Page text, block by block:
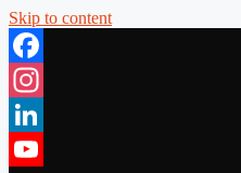
Skip to content
Facebook
Instagram
LinkedIn